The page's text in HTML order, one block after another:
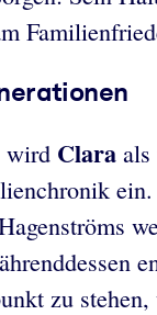
wird Clara
zu